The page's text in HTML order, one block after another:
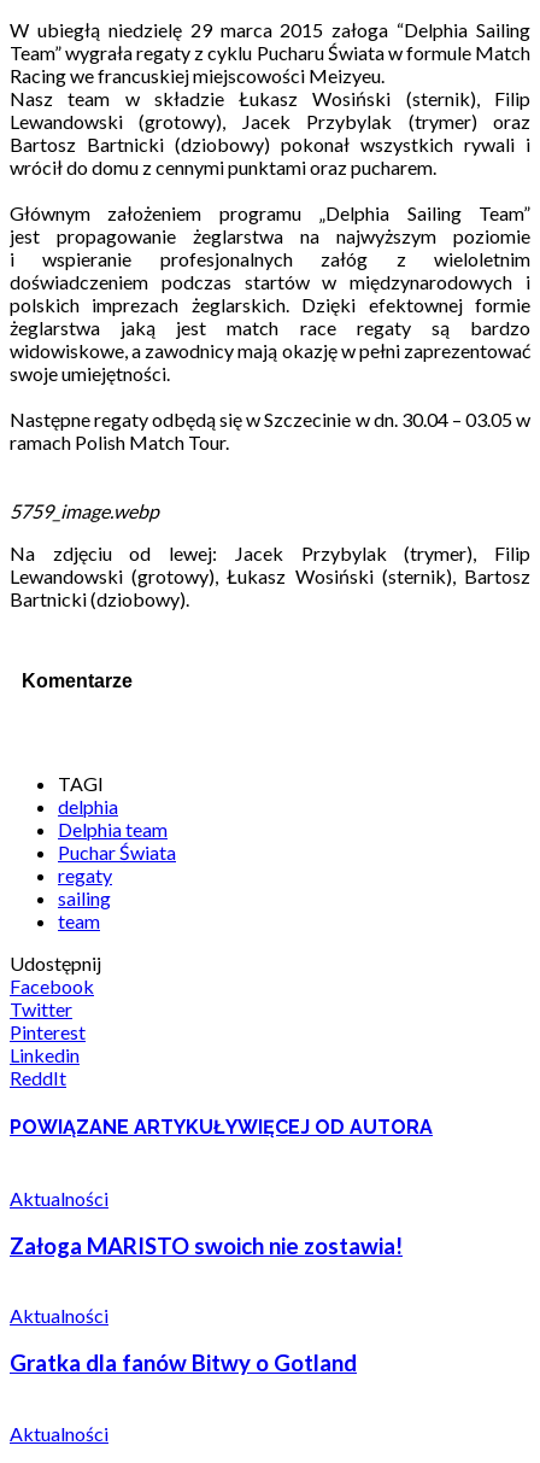
W ubiegłą niedzielę 29 marca 2015 załoga “Delphia Sailing
Team” wygrała regaty z cyklu Pucharu Świata w formule Match
Racing we francuskiej miejscowości Meizyeu.
Nasz team w składzie Łukasz Wosiński (sternik), Filip
Lewandowski (grotowy), Jacek Przybylak (trymer) oraz
Bartosz Bartnicki (dziobowy) pokonał wszystkich rywali i
wrócił do domu z cennymi punktami oraz pucharem.
Głównym założeniem programu „Delphia Sailing Team”
jest propagowanie żeglarstwa na najwyższym poziomie
i wspieranie profesjonalnych załóg z wieloletnim
doświadczeniem podczas startów w międzynarodowych i
polskich imprezach żeglarskich. Dzięki efektownej formie
żeglarstwa jaką jest match race regaty są bardzo
widowiskowe, a zawodnicy mają okazję w pełni zaprezentować
swoje umiejętności.
Następne regaty odbędą się w Szczecinie w dn. 30.04 – 03.05 w
ramach Polish Match Tour.
5759_image.webp
Na zdjęciu od lewej: Jacek Przybylak (trymer), Filip
Lewandowski (grotowy), Łukasz Wosiński (sternik), Bartosz
Bartnicki (dziobowy).
Komentarze
TAGI
delphia
Delphia team
Puchar Świata
regaty
sailing
team
Udostępnij
Facebook
Twitter
Pinterest
Linkedin
ReddIt
POWIĄZANE ARTYKUŁYWIĘCEJ OD AUTORA
Aktualności
Załoga MARISTO swoich nie zostawia!
Aktualności
Gratka dla fanów Bitwy o Gotland
Aktualności